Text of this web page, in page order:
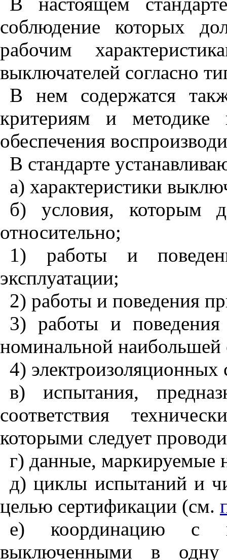
соблюдение которых
рабочим
выключателей согласно
В нем содержатся
критериям и методике
обеспечения
В стандарте
а) характеристики
б) условия, которым
относительно;
1) работы и
эксплуатации;
2) работы и поведения
3) работы и
номинальной
4) электроизоляционных
в) испытания,
соответствия
которыми следует
г) данные, маркируемые
д) циклы испытаний и
целью сертификации (см.
е) координацию с
выключенными в